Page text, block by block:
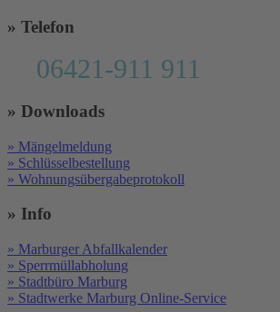
» Telefon
06421-911 911
» Downloads
» Mängelmeldung
» Schlüsselbestellung
» Wohnungsübergabeprotokoll
» Info
» Marburger Abfallkalender
» Sperrmüllabholung
» Stadtbüro Marburg
» Stadtwerke Marburg Online-Service